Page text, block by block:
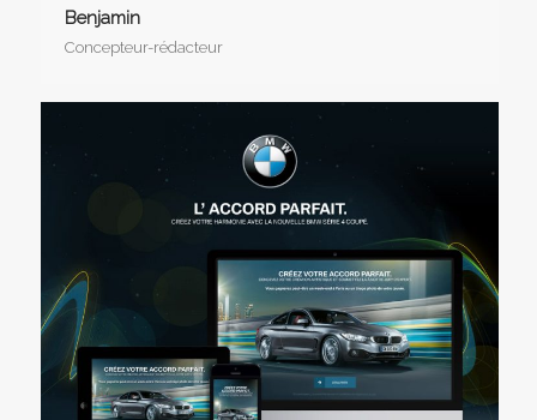
Benjamin
Concepteur-rédacteur